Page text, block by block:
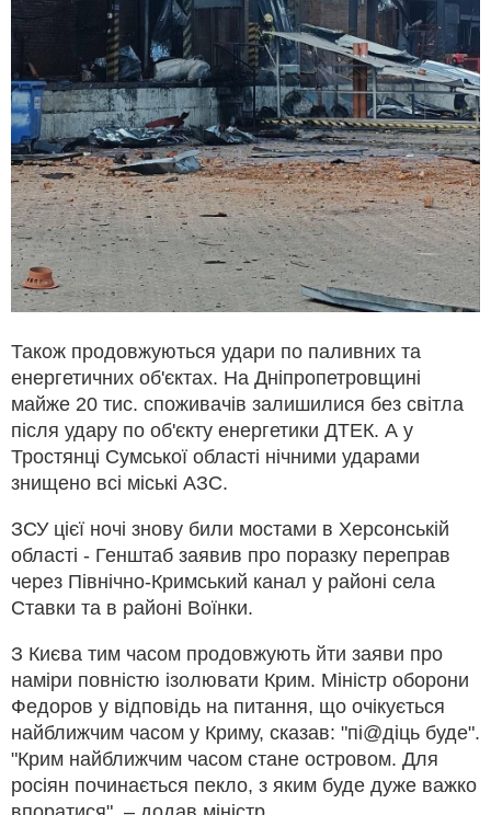
Також продовжуються удари по паливних та
енергетичних об'єктах. На Дніпропетровщині
майже 20 тис. споживачів залишилися без світла
після удару по об'єкту енергетики ДТЕК. А у
Тростянці Сумської області нічними ударами
знищено всі міські АЗС.
ЗСУ цієї ночі знову били мостами в Херсонській
області - Генштаб заявив про поразку переправ
через Північно-Кримський канал у районі села
Ставки та в районі Воїнки.
З Києва тим часом продовжують йти заяви про
наміри повністю ізолювати Крим. Міністр оборони
Федоров у відповідь на питання, що очікується
найближчим часом у Криму, сказав: "пі@діць буде".
"Крим найближчим часом стане островом. Для
росіян починається пекло, з яким буде дуже важко